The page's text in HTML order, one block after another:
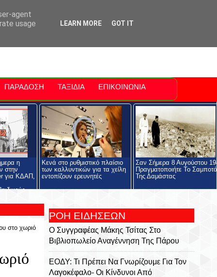
Polis
ΠΑΡΑΔΟΣΗ ΤΑΞΙΔΙΑ ΕΠΙΚΟΙΝΩΝΙΑ
η
στην
για ΚΔΑΠ,
Κενά στο ρυθμιστικό πλαίσιο
των καλλυντικών για τα χείλη
εντοπίζουν ερευνητές
Σαν Σήμερα 8 Αυγούστου
Πραγματοποιήτε Το
Της Δαμάστας
στο χωριό
ΡΟΗ ΕΙΔΗΣΕΩΝ
Ο Συγγραφέας Μάκης Τσίτας Στο
Βιβλιοπωλείο Αναγέννηση Της Πάρου
ΕΟΔΥ: Τι Πρέπει Να Γνωρίζουμε Για Τον
Λαγοκέφαλο- Οι Κίνδυνοι Από
agent
usage
LEARN MORE GOT IT